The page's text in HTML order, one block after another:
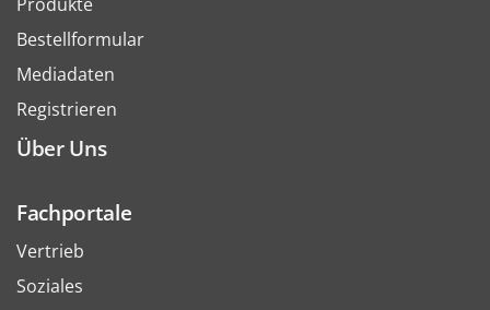
Bestellformular
Mediadaten
Registrieren
Über Uns
Fachportale
Vertrieb
Soziales